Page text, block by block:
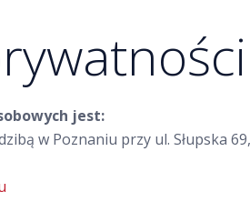
jest:
w Poznaniu przy ul. Słupska